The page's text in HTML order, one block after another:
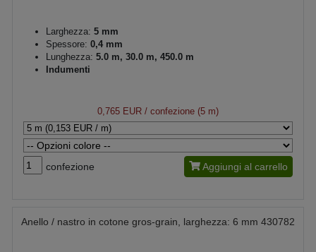
Larghezza: 5 mm
Spessore: 0,4 mm
Lunghezza: 5.0 m, 30.0 m, 450.0 m
Indumenti
0,765 EUR / confezione (5 m)
confezione Aggiungi al carrello
Anello / nastro in cotone gros-grain, larghezza: 6 mm 430782